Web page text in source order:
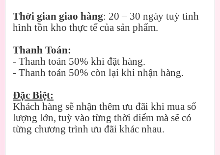
Thời gian giao hàng: 20 – 30 ngày tuỳ tình
hình tồn kho thực tế của sản phẩm.
Thanh Toán:
- Thanh toán 50% khi đặt hàng.
- Thanh toán 50% còn lại khi nhận hàng.
Đặc Biệt:
Khách hàng sẽ nhận thêm ưu đãi khi mua số
lượng lớn, tuỳ vào từng thời điểm mà sẽ có
từng chương trình ưu đãi khác nhau.